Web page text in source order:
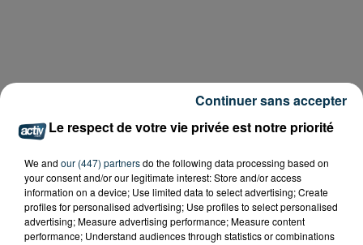
Le respect de votre vie privée est notre priorité
We and our (447) partnersdo the following data processing based on
your consent and/or our legitimate interest: Store and/or access
information on a device; Use limited data to select advertising; Create
profiles for personalised advertising; Use profiles to select personalised
advertising; Measure advertising performance; Measure content
performance; Understand audiences through statistics or combinations
Continuer sans accepter